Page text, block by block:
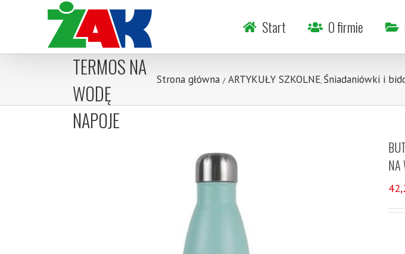
Start O firmie
TERMICZNA
BIDON
TERMOS NA
WODĘ
NAPOJE
Strona główna / ARTYKUŁY SZKOLNE, Śniadaniówki i
NA